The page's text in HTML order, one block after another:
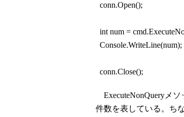
conn.Open();
int num =
Console.WriteLine(num);
conn.Close();
ExecuteNonQueryメ
件数を表している。ち